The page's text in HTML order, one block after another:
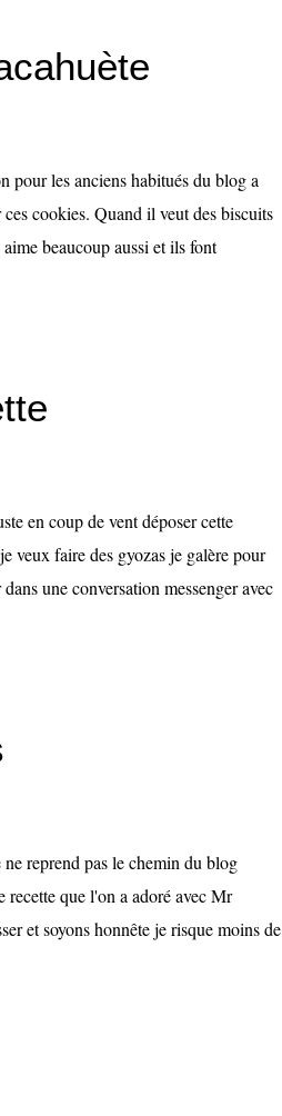
pour les anciens habitués du blog a
cookies. Quand il veut des biscuits
beaucoup aussi et ils font
en coup de vent déposer cette
veux faire des gyozas je galère pour
une conversation messenger avec
reprend pas le chemin du blog
recette que l'on a adoré avec Mr
et soyons honnête je risque moins de